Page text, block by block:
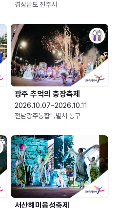
경상남도 진주시
광주 추억의 충장축제
2026.10.07~2026.10.11
전남광주통합특별시 동구
서산해미읍성축제